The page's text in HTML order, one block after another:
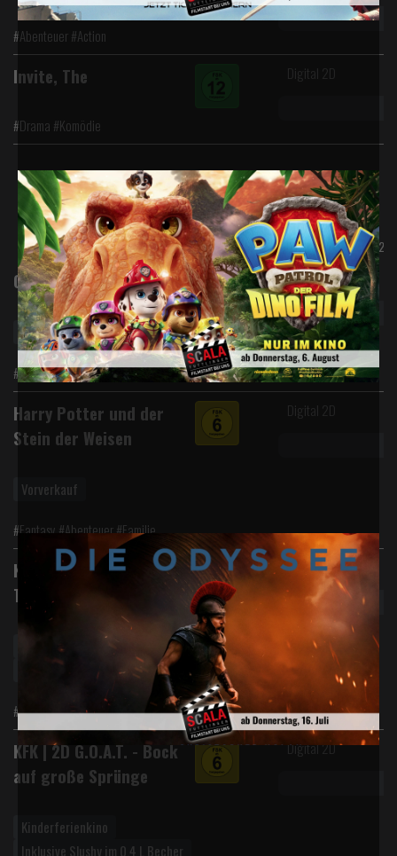
#Abenteuer #Action
Invite, The
#Drama #Komödie
Digital 2D
FSK*
Sa.,
18.10.25
So.,
19.10.25
One Night Only
Vorverkauf Ladies Night
#Komödie #Romantik
Digital 2D
Harry Potter und der
Stein der Weisen
Vorverkauf
#Fantasy #Abenteuer #Familie
Digital 2D
KFK | 2D Drei ???, Die -
Toteninsel
Kinderferienkino
Inklusive Slushy im 0,4 L Becher
#Abenteuer #Familie #Krimi
Digital 2D
KFK | 2D G.O.A.T. - Bock
auf große Sprünge
Kinderferienkino
Inklusive Slushy im 0,4 L Becher
Digital 2D